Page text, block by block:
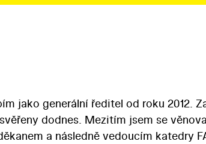
jako generální ředitel od roku 2012.
dodnes. Mezitím jsem se
a následně vedoucím katedry